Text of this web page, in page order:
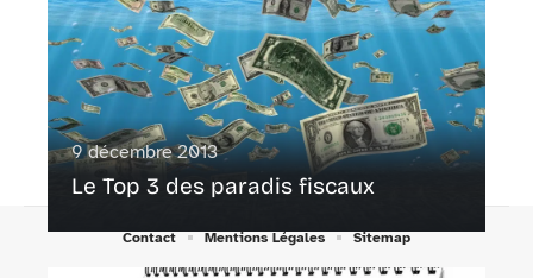
9 décembre 2013
Le Top 3 des paradis fiscaux
Contact Mentions Légales Sitemap